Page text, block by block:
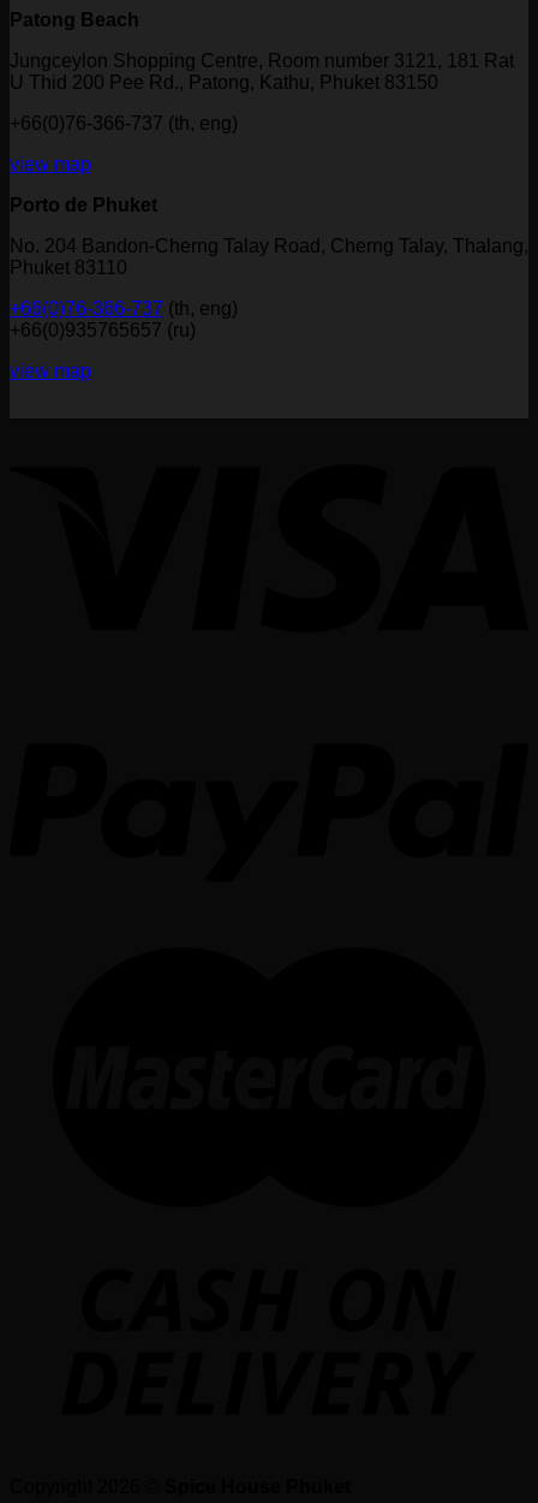
Patong Beach
Jungceylon Shopping Centre, Room number 3121, 181 Rat
U Thid 200 Pee Rd., Patong, Kathu, Phuket 83150
+66(0)76-366-737 (th, eng)
view map
Porto de Phuket
No. 204 Bandon-Cherng Talay Road, Cherng Talay, Thalang,
Phuket 83110
+66(0)76-366-737 (th, eng)
+66(0)935765657 (ru)
view map